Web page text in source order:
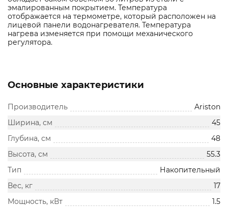
эмалированным покрытием. Температура
отображается на термометре, который расположен на
лицевой панели водонагревателя. Температура
нагрева изменяется при помощи механического
регулятора.
Основные характеристики
Производитель
Ariston
Ширина, см
45
Глубина, см
48
Высота, см
55.3
Тип
Накопительный
Вес, кг
17
Мощность, кВт
1.5